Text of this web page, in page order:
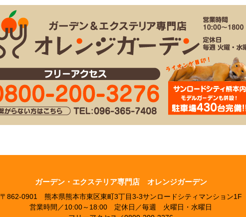
ガーデン・エクステリア専門店 オレンジガーデン
〒862-0901 熊本県熊本市東区東町3丁目3-3サンロードシティマンション1F
営業時間／10:00～18:00 定休日／毎週 火曜日・水曜日